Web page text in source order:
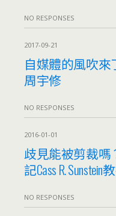
NO RESPONSES
2017-09-21
自媒體的風吹
周宇修
NO RESPONSES
2016-01-01
歧見能被剪裁嗎
記Cass R.
NO RESPONSES